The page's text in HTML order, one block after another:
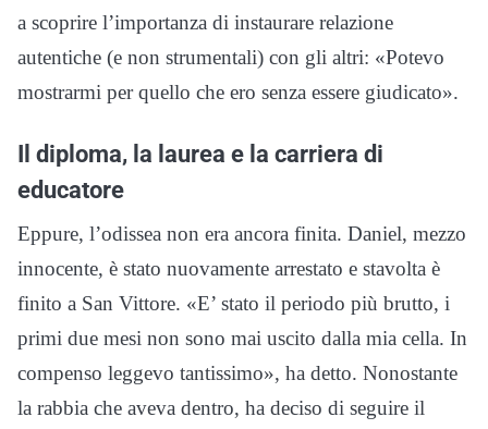
a scoprire l’importanza di instaurare relazione
autentiche (e non strumentali) con gli altri: «Potevo
mostrarmi per quello che ero senza essere giudicato».
Il diploma, la laurea e la carriera di
educatore
Eppure, l’odissea non era ancora finita. Daniel, mezzo
innocente, è stato nuovamente arrestato e stavolta è
finito a San Vittore. «E’ stato il periodo più brutto, i
primi due mesi non sono mai uscito dalla mia cella. In
compenso leggevo tantissimo», ha detto. Nonostante
la rabbia che aveva dentro, ha deciso di seguire il